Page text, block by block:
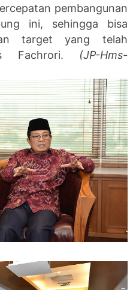
pembangunan
ini, sehingga bisa
target yang telah
Fachrori.
(JP-Hms-